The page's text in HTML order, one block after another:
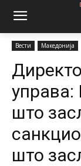
Почетна
Вести Македонија
управа:
што
што